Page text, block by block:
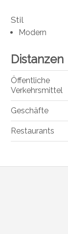
Stil
Modern
Distanzen
Öffentliche
Verkehrsmittel
Geschäfte
Restaurants